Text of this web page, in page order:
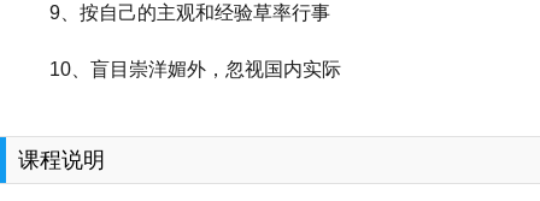
9、按自己的主观和经验草率行事
10、盲目崇洋媚外，忽视国内实际
课程说明